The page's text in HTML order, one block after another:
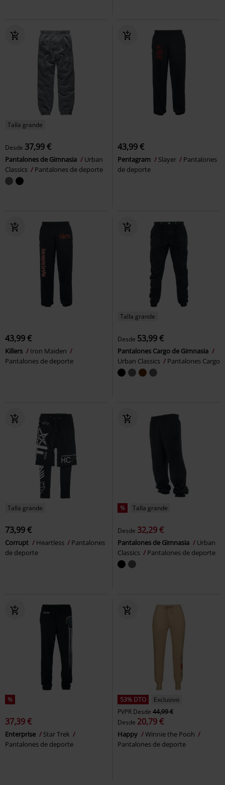
Talla grande
Desde 37,99 €
Pantalones de Gimnasia
Urban
Classics
Pantalones de deporte
43,99 €
Pentagram Slayer
Pantalones
de deporte
43,99 €
Killers
Iron Maiden
Pantalones de deporte
Talla grande
Desde 53,99 €
Pantalones Cargo de Gimnasia
Urban Classics
Pantalones Cargo
Talla grande
73,99 €
Corrupt Heartless
Pantalones
de deporte
% Talla grande
Desde 32,29 €
Pantalones de Gimnasia
Urban
Classics
Pantalones de deporte
%
37,39 €
Enterprise
Star Trek
Pantalones de deporte
53% DTO
Exclusivo
PVPR Desde 44,99 €
Desde 20,79 €
Happy
Winnie the Pooh
Pantalones de deporte